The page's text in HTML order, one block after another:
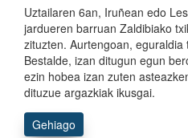
Uztailaren 6an, Iruñean edo
jardueren barruan Zaldibiako
zituzten. Aurtengoan,
Bestalde, izan ditugun egun
ezin hobea izan zuten
dituzue argazkiak ikusgai.
Gehiago